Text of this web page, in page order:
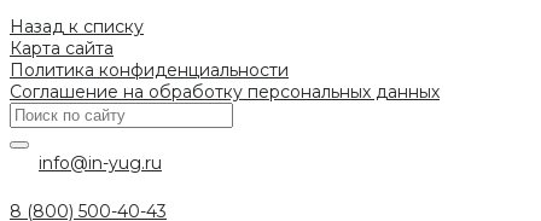
Назад к списку
Карта сайта
Политика конфиденциальности
Соглашение на обработку персональных данных
info@in-yug.ru
8 (800) 500-40-43